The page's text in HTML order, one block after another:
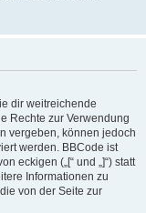
dir weitreichende
Rechte zur Verwendung
vergeben, können jedoch
werden. BBCode ist
eckigen („[“ und „]“) statt
Informationen zu
von der Seite zur